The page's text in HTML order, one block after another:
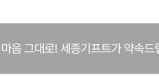
음 그대로! 세종기프트가 약속드